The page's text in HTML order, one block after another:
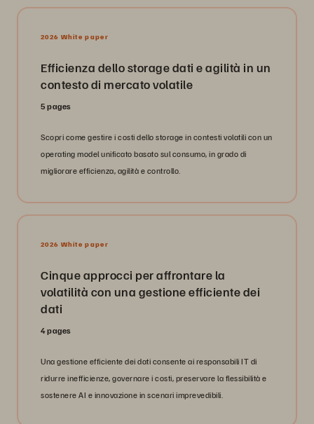
2026 White paper
Efficienza dello storage dati e agilità in un
contesto di mercato volatile
5 pages
Scopri come gestire i costi dello storage in contesti volatili con un
operating model unificato basato sul consumo, in grado di
migliorare efficienza, agilità e controllo.
2026 White paper
Cinque approcci per affrontare la
volatilità con una gestione efficiente dei
dati
4 pages
Una gestione efficiente dei dati consente ai responsabili IT di
ridurre inefficienze, governare i costi, preservare la flessibilità e
sostenere AI e innovazione in scenari imprevedibili.